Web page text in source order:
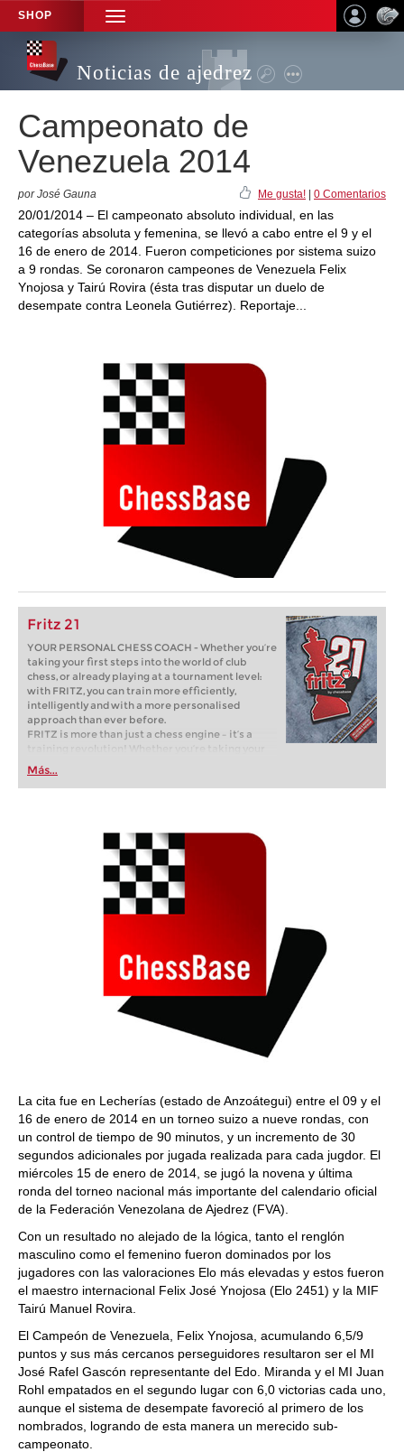
SHOP
TOGGLE
NAVIGATION
Noticias de ajedrez
Campeonato de
Venezuela 2014
por José Gauna Me gusta! 0 Comentarios
20/01/2014 – El campeonato absoluto individual, en las
categorías absoluta y femenina, se llevó a cabo entre el 9 y el
16 de enero de 2014. Fueron competiciones por sistema suizo
a 9 rondas. Se coronaron campeones de Venezuela Felix
Ynojosa y Tairú Rovira (ésta tras disputar un duelo de
desempate contra Leonela Gutiérrez). Reportaje...
Fritz 21
YOUR PERSONAL CHESS COACH - Whether you’re
taking your first steps into the world of club
chess, or already playing at a tournament level:
with FRITZ, you can train more efficiently,
intelligently and with a more personalised
approach than ever before.
FRITZ is more than just a chess engine – it’s a
training revolution! Whether you’re taking your
first steps into the world of club chess, or already
playing at a tournament level: with FRITZ, you can
train more efficiently, intelligently and with a
Más...
La cita fue en Lecherías (estado de Anzoátegui) entre el 09 y el
16 de enero de 2014 en un torneo suizo a nueve rondas, con
un control de tiempo de 90 minutos, y un incremento de 30
segundos adicionales por jugada realizada para cada jugdor. El
miércoles 15 de enero de 2014, se jugó la novena y última
ronda del torneo nacional más importante del calendario oficial
de la Federación Venezolana de Ajedrez (FVA).
Con un resultado no alejado de la lógica, tanto el renglón
masculino como el femenino fueron dominados por los
jugadores con las valoraciones Elo más elevadas y estos fueron
el maestro internacional Felix José Ynojosa (Elo 2451) y la MIF
Tairú Manuel Rovira.
El Campeón de Venezuela, Felix Ynojosa, acumulando 6,5/9
puntos y sus más cercanos perseguidores resultaron ser el MI
José Rafel Gascón representante del Edo. Miranda y el MI Juan
Rohl empatados en el segundo lugar con 6,0 victorias cada uno,
aunque el sistema de desempate favoreció al primero de los
nombrados, logrando de esta manera un merecido sub-
campeonato.